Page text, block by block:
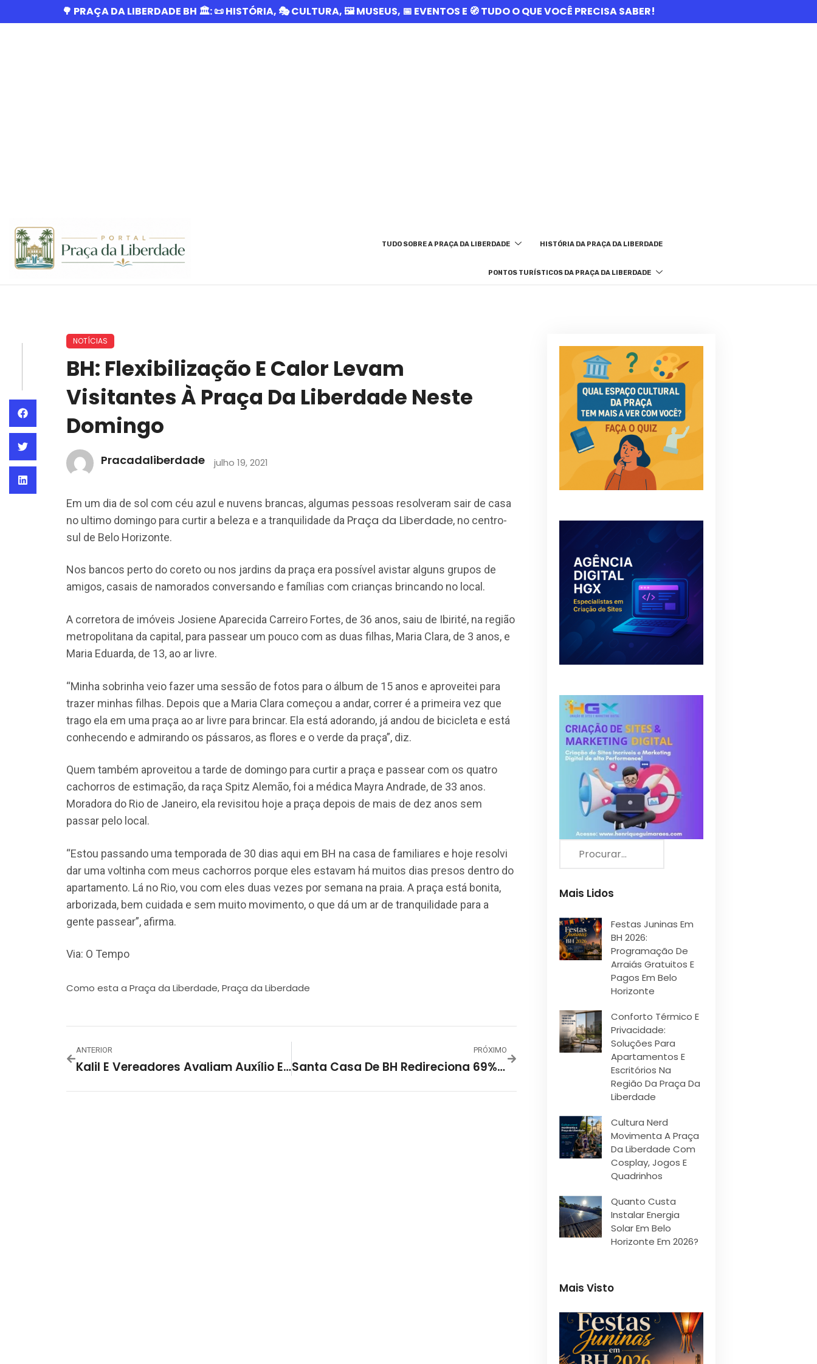
🌳 PRAÇA DA LIBERDADE BH 🏛️: 📜 HISTÓRIA, 🎭 CULTURA, 🖼️ MUSEUS, 📅 EVENTOS E 🧭 TUDO O QUE VOCÊ PRECISA SABER!
TUDO SOBRE A PRAÇA DA LIBERDADE HISTÓRIA DA PRAÇA DA LIBERDADE
PONTOS TURÍSTICOS DA PRAÇA DA LIBERDADE
NOTÍCIAS
BH: Flexibilização E Calor Levam
Visitantes À Praça Da Liberdade Neste
Domingo
Pracadaliberdade julho 19, 2021
Em um dia de sol com céu azul e nuvens brancas, algumas pessoas resolveram sair de casa
no ultimo domingo para curtir a beleza e a tranquilidade da Praça da Liberdade, no centro-
sul de Belo Horizonte.
Nos bancos perto do coreto ou nos jardins da praça era possível avistar alguns grupos de
amigos, casais de namorados conversando e famílias com crianças brincando no local.
A corretora de imóveis Josiene Aparecida Carreiro Fortes, de 36 anos, saiu de Ibirité, na região
metropolitana da capital, para passear um pouco com as duas filhas, Maria Clara, de 3 anos, e
Maria Eduarda, de 13, ao ar livre.
“Minha sobrinha veio fazer uma sessão de fotos para o álbum de 15 anos e aproveitei para
trazer minhas filhas. Depois que a Maria Clara começou a andar, correr é a primeira vez que
trago ela em uma praça ao ar livre para brincar. Ela está adorando, já andou de bicicleta e está
conhecendo e admirando os pássaros, as flores e o verde da praça”, diz.
Quem também aproveitou a tarde de domingo para curtir a praça e passear com os quatro
cachorros de estimação, da raça Spitz Alemão, foi a médica Mayra Andrade, de 33 anos.
Moradora do Rio de Janeiro, ela revisitou hoje a praça depois de mais de dez anos sem
passar pelo local.
“Estou passando uma temporada de 30 dias aqui em BH na casa de familiares e hoje resolvi
dar uma voltinha com meus cachorros porque eles estavam há muitos dias presos dentro do
apartamento. Lá no Rio, vou com eles duas vezes por semana na praia. A praça está bonita,
arborizada, bem cuidada e sem muito movimento, o que dá um ar de tranquilidade para a
gente passear”, afirma.
Via: O Tempo
Como esta a Praça da Liberdade, Praça da Liberdade
ANTERIOR
Kalil E Vereadores Avaliam Auxílio Emergencial Na Grande BH
PRÓXIMO
Santa Casa De BH Redireciona 69% Dos Leitos De Covid-19
Mais Lidos
Festas Juninas Em
BH 2026:
Programação De
Arraiás Gratuitos E
Pagos Em Belo
Horizonte
Conforto Térmico E
Privacidade:
Soluções Para
Apartamentos E
Escritórios Na
Região Da Praça Da
Liberdade
Cultura Nerd
Movimenta A Praça
Da Liberdade Com
Cosplay, Jogos E
Quadrinhos
Quanto Custa
Instalar Energia
Solar Em Belo
Horizonte Em 2026?
Mais Visto